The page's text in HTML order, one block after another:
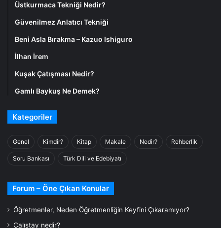
Üstkurmaca Tekniği Nedir?
Güvenilmez Anlatıcı Tekniği
Beni Asla Bırakma – Kazuo Ishiguro
İlhan İrem
Kuşak Çatışması Nedir?
Gamlı Baykuş Ne Demek?
Kategoriler
Genel Kimdir? Kitap Makale Nedir? Rehberlik
Soru Bankası Türk Dili ve Edebiyatı
Forum – Öne Çıkan Konular
Öğretmenler, Neden Öğretmenliğin Keyfini Çıkaramıyor?
Çalıştay nedir?